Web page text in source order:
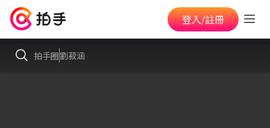
登入/註冊
拍手圈劉菽涵